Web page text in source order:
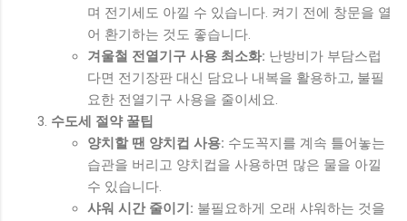
며 전기세도 아낄 수 있습니다. 켜기 전에 창문을 열
어 환기하는 것도 좋습니다.
겨울철 전열기구 사용 최소화: 난방비가 부담스럽
다면 전기장판 대신 담요나 내복을 활용하고, 불필
요한 전열기구 사용을 줄이세요.
수도세 절약 꿀팁
양치할 땐 양치컵 사용: 수도꼭지를 계속 틀어놓는
습관을 버리고 양치컵을 사용하면 많은 물을 아낄
수 있습니다.
샤워 시간 줄이기: 불필요하게 오래 샤워하는 것을